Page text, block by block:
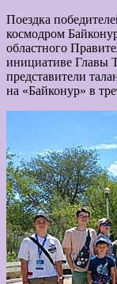
Поездка
космодром
областного
инициативе Главы
представители
на «Байконур» в